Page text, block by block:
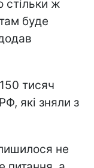
стільки ж
буде
тисяч
які зняли з
не